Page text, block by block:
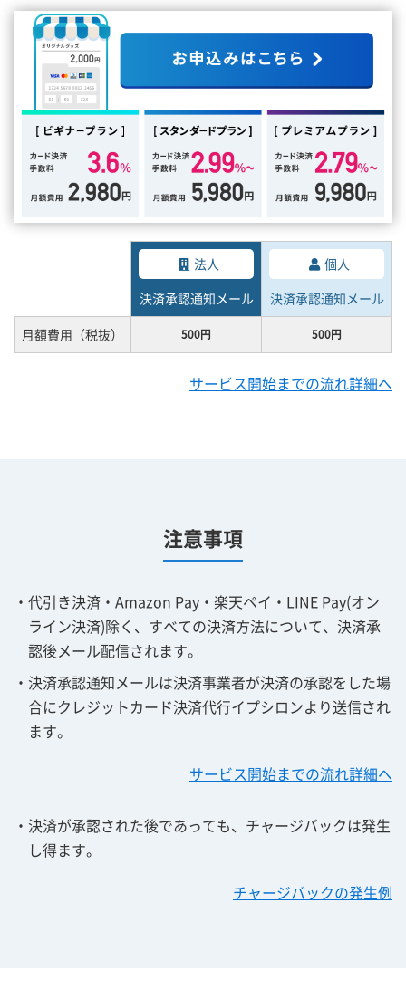
法人
決済承認通知メール
個人
決済承認通知メール
月額費用（税抜）
500円 500円
サービス開始までの流れ詳細へ
注意事項
・代引き決済・Amazon Pay・楽天ペイ・LINE Pay(オン
ライン決済)除く、すべての決済方法について、決済承
認後メール配信されます。
・決済承認通知メールは決済事業者が決済の承認をした場
合にクレジットカード決済代行イプシロンより送信され
ます。
サービス開始までの流れ詳細へ
・決済が承認された後であっても、チャージバックは発生
し得ます。
チャージバックの発生例